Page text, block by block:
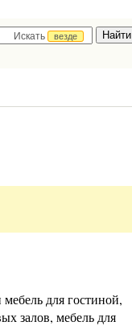
Искать
везде
для гостиной,
залов, мебель для